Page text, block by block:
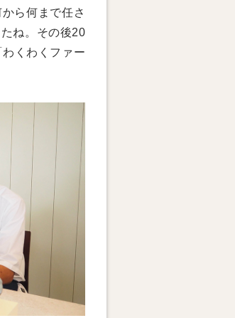
ら何まで任さ
ね。その後20
くわくファー